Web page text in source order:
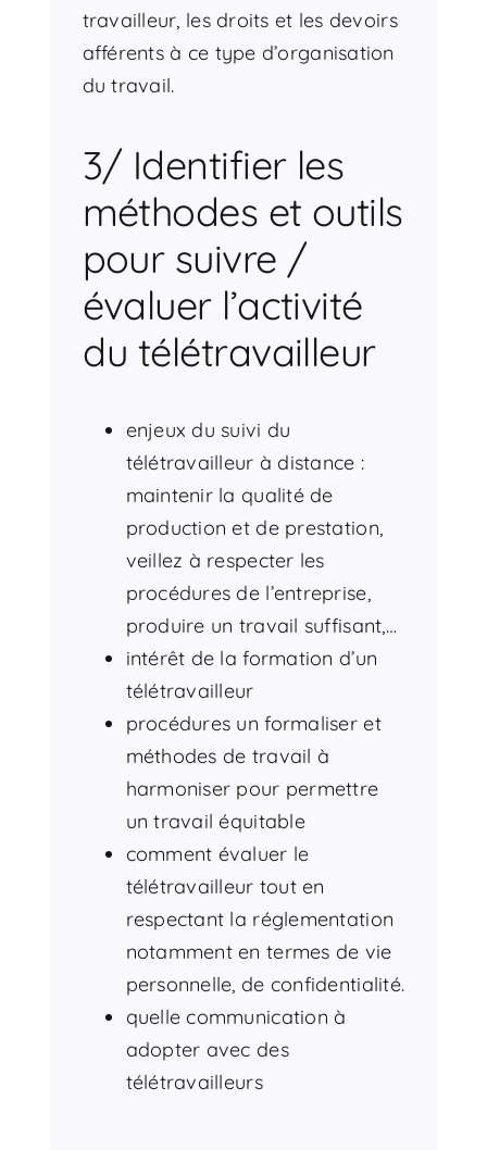
travailleur, les droits et les devoirs
afférents à ce type d’organisation
du travail.
3/ Identifier les
méthodes et outils
pour suivre /
évaluer l’activité
du télétravailleur
enjeux du suivi du
télétravailleur à distance :
maintenir la qualité de
production et de prestation,
veillez à respecter les
procédures de l’entreprise,
produire un travail suffisant,…
intérêt de la formation d’un
télétravailleur
procédures un formaliser et
méthodes de travail à
harmoniser pour permettre
un travail équitable
comment évaluer le
télétravailleur tout en
respectant la réglementation
notamment en termes de vie
personnelle, de confidentialité.
quelle communication à
adopter avec des
télétravailleurs